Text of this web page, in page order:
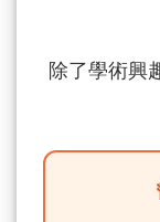
除了學術興